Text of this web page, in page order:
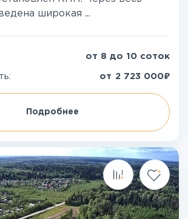
широкая ...
от 8 до 10 соток
от 2 723 000₽
Подробнее